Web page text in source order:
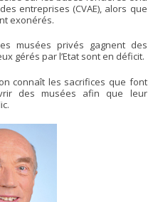
entreprises (CVAE), alors que
exonérés.
musées privés gagnent des
gérés par l’Etat sont en déficit.
connaît les sacrifices que font
des musées afin que leur